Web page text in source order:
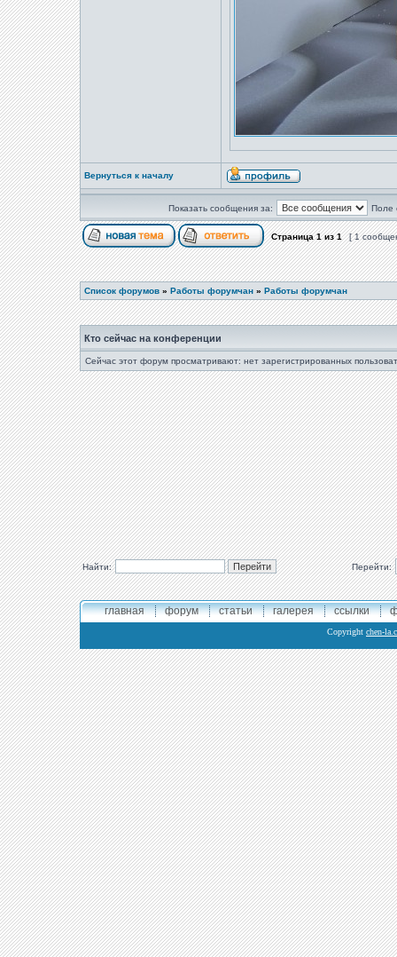
Вернуться к началу
Показать сообщения за: Поле
Страница1из1 [ 1
Список форумов » Работы форумчан » Работы форумчан
Кто сейчас на конференции
Сейчас этот форум просматривают: нет зарегистрированных
Найти: Перейти:
главная форум статьи галерея ссылки
Copyright chen-